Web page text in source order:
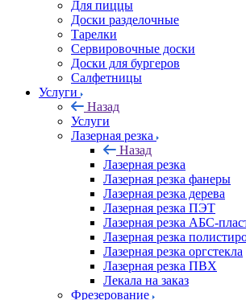
Для пиццы
Доски разделочные
Тарелки
Сервировочные доски
Доски для бургеров
Салфетницы
Услуги
Назад
Услуги
Лазерная резка
Назад
Лазерная резка
Лазерная резка фанеры
Лазерная резка дерева
Лазерная резка ПЭТ
Лазерная резка АБС-
Лазерная резка
Лазерная резка оргстекла
Лазерная резка ПВХ
Лекала на заказ
Фрезерование